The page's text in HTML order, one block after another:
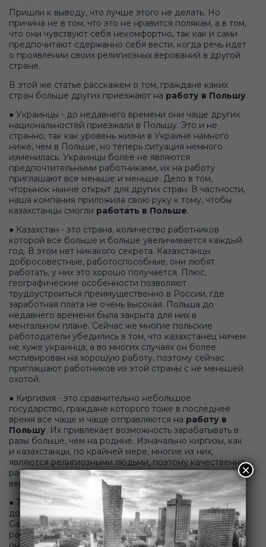
Пришли к выводу, что лучше этого не делать. Но
причина не в том, что это не нравится полякам, а в том,
что они чувствуют себя некомфортно, так как и сами
предпочитают сдержанно себя вести, когда речь идет
о проявлении своих религиозных верований в другой
стране.
В этой же статье расскажем о том, граждане каких
стран больше других приезжают на работу в Польшу.
● Украинцы - до недавнего времени они чаще других
национальностей приезжали в Польшу. Это и не
странно, так как уровень жизни в Украине намного
ниже, чем в Польше, но теперь ситуация немного
изменилась. Украинцы более не являются
предпочтительными работниками, их на работу
приглашают все меньше и меньше. Дело в том,
чторынок нынче открыт для других стран. В частности,
наша компания приложила свою руку к тому, чтобы
казахстанцы смогли работать в Польше.
● Казахстан - это страна, количество работников
которой все больше и больше увеличивается каждый
год. В этом нет никакого секрета. Казахстанцы
добросовестные, работоспособные, они любят
работать, у них это хорошо получается. Плюс,
географические особенности позволяют
трудоустроиться преимущественно в России, где
заработная плата не очень высокая. Польша до
недавнего времени была закрыта для них в
ментальном плане. Сейчас же многие польские
работодатели убедились в том, что казахстанец ничем
не хуже украинца, а во многих случаях он более
мотивирован на хорошую работу, поэтому сейчас
приглашают работников из этой страны с не меньшей
охотой.
● Киргизия - это сравнительно небольшое
государство, граждане которого тоже в последнее
время все чаще и чаще отправляются на работу в
Польшу. Их привлекает возможность зарабатывать в
разы больше, чем на родине. Изначально киргизы, как
и казахстанцы, по крайней мере, многие из них,
являются религиозными людьми, поэтому качественно
работать заповедно для них на уровне религиозных
верований.
● Таджикистан - выходцев из этой страны на рабочих
должностях можно очень часто встретить в Москве и
Санкт-Петербурге, но уже пару лет они проявляют
рабочую активность и в Польше. Искать альтернативу
×